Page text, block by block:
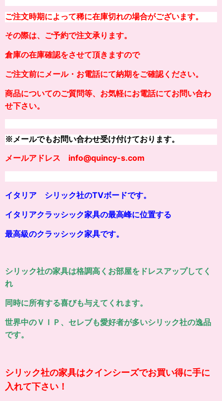
ご注文時期によって稀に在庫切れの場合がございます。
その際は、ご予約で注文承ります。
倉庫の在庫確認をさせて頂きますので
ご注文前にメール・お電話にて納期をご確認ください。
商品についてのご質問等、お気軽にお電話にてお問い合わ
せ下さい。
※メールでもお問い合わせ受け付けております。
メールアドレス info@quincy-s.com
イタリア シリック社のTVボードです。
イタリアクラッシック家具の最高峰に位置する
最高級のクラッシック家具です。
シリック社の家具は格調高くお部屋をドレスアップしてく
れ
同時に所有する喜びも与えてくれます。
世界中のＶＩＰ、セレブも愛好者が多いシリック社の逸品
です。
シリック社の家具はクインシーズでお買い得に手に
入れて下さい！